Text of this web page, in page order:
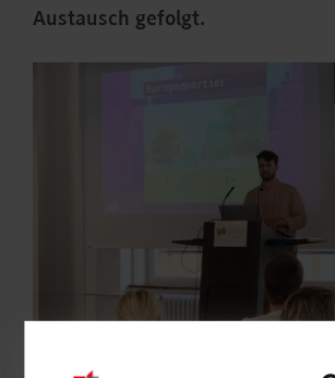
Austausch gefolgt.